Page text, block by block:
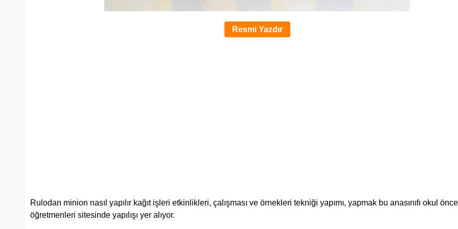
Resmi Yazdır
Rulodan minion nasıl yapılır kağıt işleri etkinlikleri, çalışması ve örnekleri tekniği yapımı, yapmak bu anasınıfı okul
öğretmenleri sitesinde yapılışı yer alıyor.